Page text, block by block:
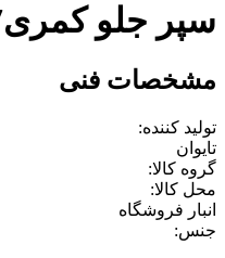
سپر جلو کمری2007
مشخصات فنی
تولید کننده:
تایوان
گروه کالا:
محل کالا:
انبار فروشگاه
جنس: